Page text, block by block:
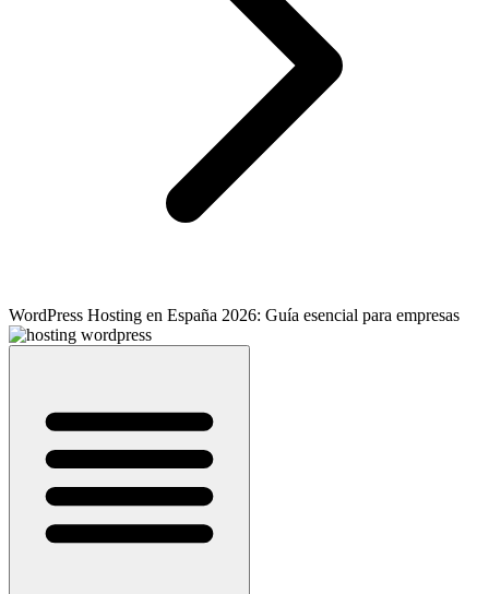
WordPress Hosting en España 2026: Guía esencial para empresas